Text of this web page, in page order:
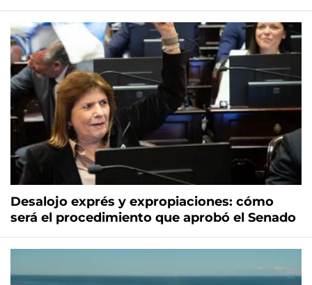
Desalojo exprés y expropiaciones: cómo
será el procedimiento que aprobó el Senado